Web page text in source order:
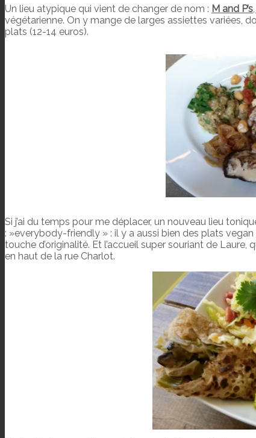
Un lieu atypique qui vient de changer de nom : M and P’s,
végétarienne. On y mange de larges assiettes variées,
plats (12-14 euros).
Si j’ai du temps pour me déplacer, un nouveau lieu
: »everybody-friendly » : il y a aussi bien des plats
touche d’originalité. Et l’accueil super souriant de
en haut de la rue Charlot.